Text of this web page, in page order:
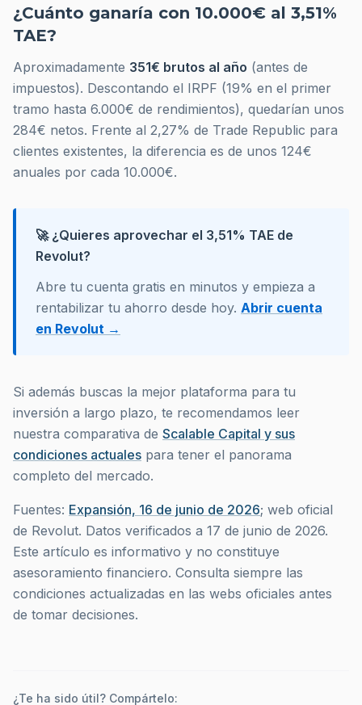
¿Cuánto ganaría con 10.000€ al 3,51%
TAE?
Aproximadamente 351€ brutos al año (antes de
impuestos). Descontando el IRPF (19% en el primer
tramo hasta 6.000€ de rendimientos), quedarían unos
284€ netos. Frente al 2,27% de Trade Republic para
clientes existentes, la diferencia es de unos 124€
anuales por cada 10.000€.
🚀 ¿Quieres aprovechar el 3,51% TAE de
Revolut?
Abre tu cuenta gratis en minutos y empieza a
rentabilizar tu ahorro desde hoy. Abrir cuenta
en Revolut →
Si además buscas la mejor plataforma para tu
inversión a largo plazo, te recomendamos leer
nuestra comparativa de Scalable Capital y sus
condiciones actuales para tener el panorama
completo del mercado.
Fuentes: Expansión, 16 de junio de 2026; web oficial
de Revolut. Datos verificados a 17 de junio de 2026.
Este artículo es informativo y no constituye
asesoramiento financiero. Consulta siempre las
condiciones actualizadas en las webs oficiales antes
de tomar decisiones.
¿Te ha sido útil? Compártelo: